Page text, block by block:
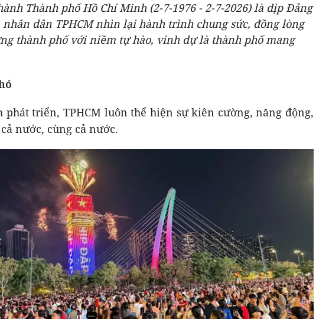
Thành phố Hồ Chí Minh (2-7-1976 - 2-7-2026) là dịp Đảng
dân TPHCM nhìn lại hành trình chung sức, đồng lòng
thành phố với niềm tự hào, vinh dự là thành phố mang
triển, TPHCM luôn thể hiện sự kiên cường, năng động,
nước, cùng cả nước.